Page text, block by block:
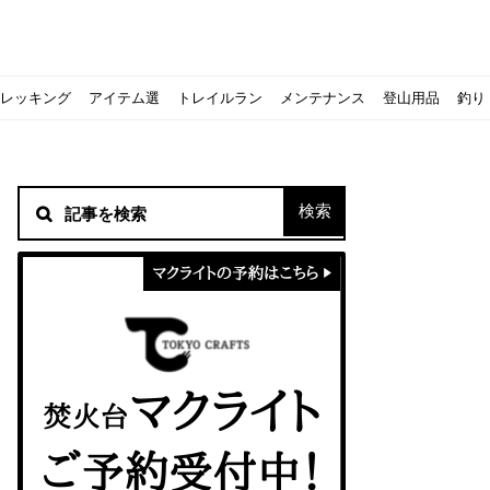
る！山梨県の九鬼山（くきやま）登山体験レポ
積雪期の谷川岳で今シーズン最後の雪山を堪能してきた
！売却する方法や条件、手続きの流れを確認
キャンプ場の宿泊や利用券をふるさと納税でゲット！おすすめ
に参加してきました
レストハウス水郷で持ち込みBBQしてみた
一生物のアウトドアブーツならダナー！3つの理由とおすすめア
に行ってみた！
ピコグリル入荷してます！ @小倉店
ランス・ボーヌトレッキング編〜
ベランピングアイディア7選！家にいながらおしゃれキャンプ♪
キャンプ用品の『ポイント買取』について
マクライトの口コミ・評判は？人気焚き火台の魅力・気になる
ッカーでも作れるおすすめレシピをご紹介
尾根」から槍ヶ岳へ！
【八ヶ岳最高峰へ】南八ヶ岳テント泊登山、赤岳〜横岳〜硫黄
ントスおすすめヘッドライトのご紹介
ングシューズはどちらを選ぶべき？｜サロモンの定番シューズで解
カリマーのおすすめリュック容量別12選｜目的別の選び方も合
ならスポルティバ！3つの理由とおすすめ7選
クライミングユーザー参加型の動画マップ「クライミングチャ
に教わる！『食感と旨みのタマゴサンド』の作り方
食うか食われるか、野生動物で一番怖いのは【17＃自分のキャ
ッキング
ズクイン』、人気の理由とおすすめウェアを紹介
【コスパ◎】キャンプデビューに最適！サウスフィールドのお
アイテム選
ズクイン』、人気の理由とおすすめウェアを紹介
【コスパ◎】キャンプデビューに最適！サウスフィールドのお
トレイルラン
｜サロモンの定番シューズで解説&ご紹介
しむために必要な装備6選【初級〜中級者向け】
トレラン初心者必見！日頃のトレーニングから中距離レースま
メンテナンス
！用途別おすすめ水筒を紹介！便利アイテムも
【こずチャンネル】使わなくなったキャンプ道具の行方！【初
登山用品
クを比較！人数・用途別でおすすめを紹介
クライミング道具はゼロポイントで揃えよう！種類別で人気ア
釣り
の体験レポート】
アジングロッドおすすめ10選！基本タックルから選び方まで紹介
フスキンの魅力と用途別おすすめリュック9選
ティートンブロスのブランドに込められた想いとは！？おすす
なの？いまどきの海外キャンプ事情をご紹介Part.1〜ロサンゼルス
パティシエキャンパーSakiさんに教わる！簡単『フルーツシロ
に教わる！簡単『フルーツシロップ』の作り方
パティシエキャンパーSakiさんに教わる！簡単アウトドアスイ
高！ほかほか『シュウマイ』の作り方
に教わる！パン好き必見！モチモチ『ベーグル』の作り方
パティシエキャンパーSakiさんに教わる！ピリ辛が後引くうま